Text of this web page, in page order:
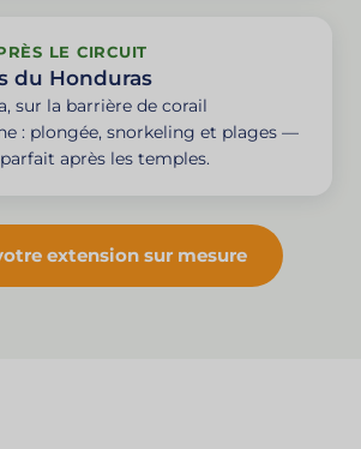
LE CIRCUIT
du Honduras
sur la barrière de corail
: plongée, snorkeling et plages —
après les temples.
extension sur mesure